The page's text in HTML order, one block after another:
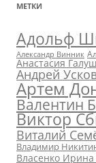
МЕТКИ
Адольф
Александр Винник
Анастасия
Андрей
Артем
Валентин
Виктор
Виталий
Владимир
Власенко